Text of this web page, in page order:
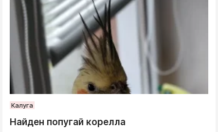
Калуга
Найден попугай корелла